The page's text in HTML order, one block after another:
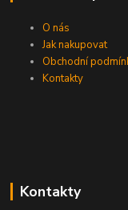
O nás
Jak nakupovat
Obchodní
Kontakty
Kontakty